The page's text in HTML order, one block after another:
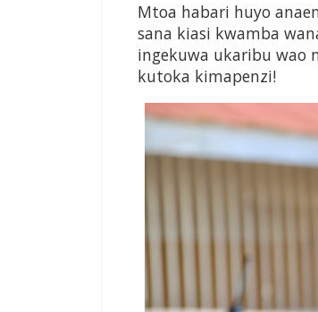
Mtoa habari huyo
sana kiasi kwamba
ingekuwa ukaribu wao
kutoka kimapenzi!